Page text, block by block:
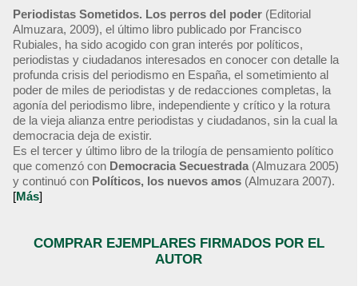
Periodistas Sometidos. Los perros del poder (Editorial
Almuzara, 2009), el último libro publicado por Francisco
Rubiales, ha sido acogido con gran interés por políticos,
periodistas y ciudadanos interesados en conocer con detalle la
profunda crisis del periodismo en España, el sometimiento al
poder de miles de periodistas y de redacciones completas, la
agonía del periodismo libre, independiente y crítico y la rotura
de la vieja alianza entre periodistas y ciudadanos, sin la cual la
democracia deja de existir.
Es el tercer y último libro de la trilogía de pensamiento político
que comenzó con Democracia Secuestrada (Almuzara 2005)
y continuó con Políticos, los nuevos amos (Almuzara 2007).
[Más]
COMPRAR EJEMPLARES FIRMADOS POR EL
AUTOR